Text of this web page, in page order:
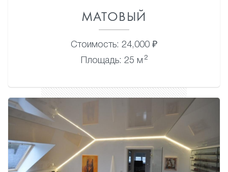
МАТОВЫЙ
Стоимость: 24,000 ₽
Площадь: 25 м 2